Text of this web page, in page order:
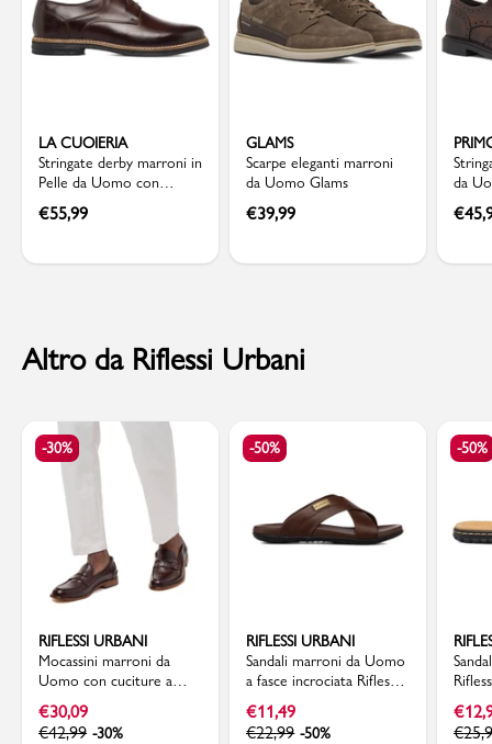
LA CUOIERIA
Stringate derby marroni in
Pelle da Uomo con
Memory La Cuoieria
€55,99
GLAMS
Scarpe eleganti marroni
da Uomo Glams
€39,99
da
€
Altro da Riflessi Urbani
-30%
RIFLESSI URBANI
Mocassini marroni da
Uomo con cuciture a
vista Riflessi Urbani
€30,09
€42,99 -30%
-50%
RIFLESSI URBANI
Sandali marroni da Uomo
a fasce incrociata Riflessi
Urbani
€11,49
€22,99 -50%
-50%
€
€